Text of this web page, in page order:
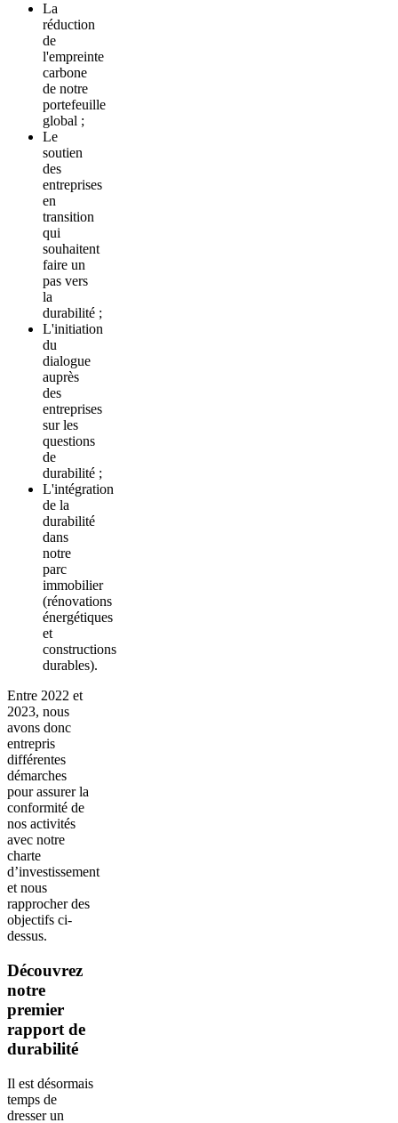
La
réduction
de
l'empreinte
carbone
de notre
portefeuille
global ;
Le
soutien
des
entreprises
en
transition
qui
souhaitent
faire un
pas vers
la
durabilité ;
L'initiation
du
dialogue
auprès
des
entreprises
sur les
questions
de
durabilité ;
L'intégration
de la
durabilité
dans
notre
parc
immobilier
(rénovations
énergétiques
et
constructions
durables).
Entre 2022 et
2023, nous
avons donc
entrepris
différentes
démarches
pour assurer la
conformité de
nos activités
avec notre
charte
d’investissement
et nous
rapprocher des
objectifs ci-
dessus.
Découvrez
notre
premier
rapport de
durabilité
Il est désormais
temps de
dresser un